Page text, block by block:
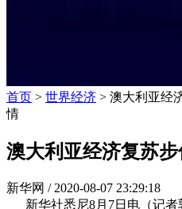
首页 > 世界经济 > 澳大利亚经
情
澳大利亚经济复苏
新华网 / 2020-08-07 23:29:18
新华社悉尼8月7日电（记者